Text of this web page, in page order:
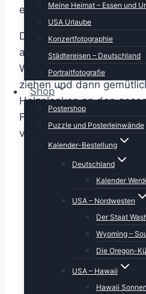
Meine Heimat – Essen und
USA Urlaube
Konzertfotographie
Städtereisen – Deutschland
Portraitfotografie
Shop
Postershop
Puzzle und Posterleinwände
Kalender-Bestellung
Deutschland
Kalender
USA – Nordwesten
Der Staat
Wyoming –
Die Oregon-
USA – Hawaii
Hawaii
einem der
Da wir den Nebel im
ausgesessen hatten,
Wetter auf dem Pier an.
ziehen und dann
Holzplanken an den
Fressbuden und was
vorbeilatschen.